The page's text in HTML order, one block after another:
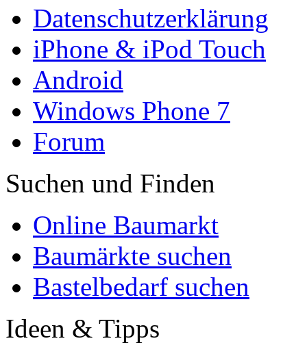
Datenschutzerklärung
iPhone & iPod Touch
Android
Windows Phone 7
Forum
Suchen und Finden
Online Baumarkt
Baumärkte suchen
Bastelbedarf suchen
Ideen & Tipps